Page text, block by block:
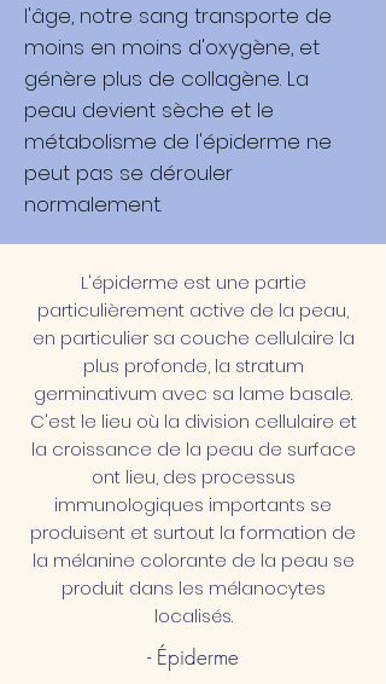
l'âge, notre sang transporte de
moins en moins d'oxygène, et
génère plus de collagène. La
peau devient sèche et le
métabolisme de l'épiderme ne
peut pas se dérouler
normalement.
L'épiderme est une partie
particulièrement active de la peau,
en particulier sa couche cellulaire la
plus profonde, la stratum
germinativum avec sa lame basale.
C'est le lieu où la division cellulaire et
la croissance de la peau de surface
ont lieu, des processus
immunologiques importants se
produisent et surtout la formation de
la mélanine colorante de la peau se
produit dans les mélanocytes
localisés.
- Épiderme